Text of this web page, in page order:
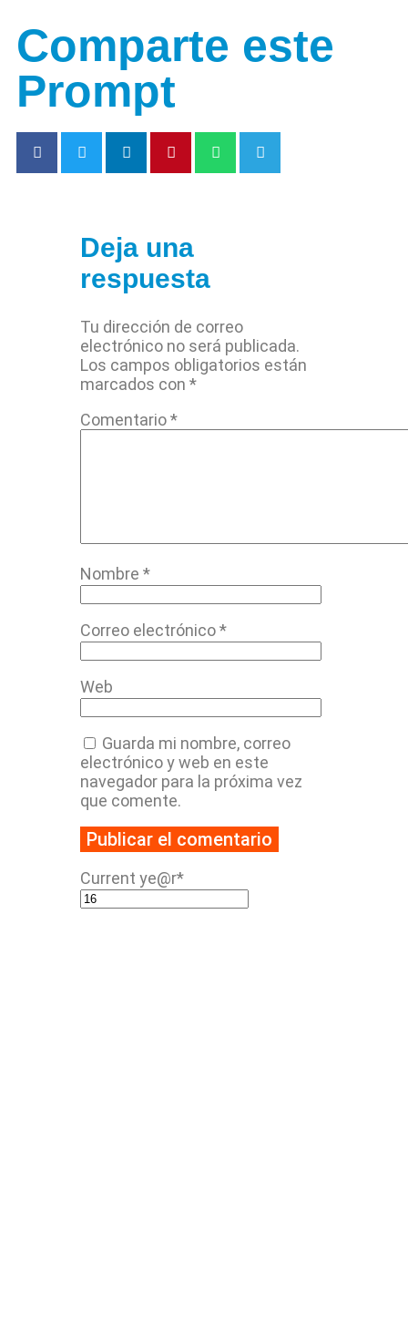
Comparte este
Prompt
Deja una
respuesta
Tu dirección de correo
electrónico no será publicada.
Los campos obligatorios están
marcados con*
Comentario*
Nombre*
Correo electrónico*
Web
Guarda mi nombre, correo
electrónico y web en este
navegador para la próxima vez
que comente.
Current ye@r*